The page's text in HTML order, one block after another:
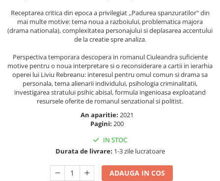
SealfHealing
Sport
Terapii Alternative
AudioBook
Beletristica
Biografii, Memorii, Jurnale
Carti pentru Adolescenti, Young
Literatura Romana
Receptarea critica din epoca a privilegiat ,,Padurea spanzuratilor" din
mai multe motive: tema noua a razboiului, problematica majora
(drama nationala), complexitatea personajului si deplasarea accentului
de la creatie spre analiza.
Perspectiva temporara descopera in romanul Ciuleandra suficiente
motive pentru o noua interpretare si o reconsiderare a cartii in ierarhia
operei lui Liviu Rebreanu: interesul pentru omul comun si drama sa
personala, tema alienarii individului, psihologia criminalitatii,
investigarea stratului psihic abisal, formula ingenioasa exploatand
resursele oferite de romanul senzational si politist.
An aparitie: 2021
Pagini: 200
IN STOC
Durata de livrare: 1-3 zile lucratoare
ADAUGA IN COS